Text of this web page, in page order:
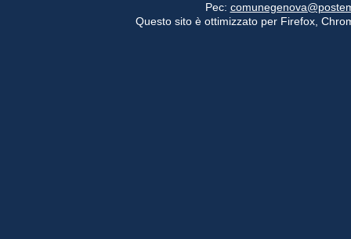
Pec:
Questo sito è ottimizzato per Firefox,